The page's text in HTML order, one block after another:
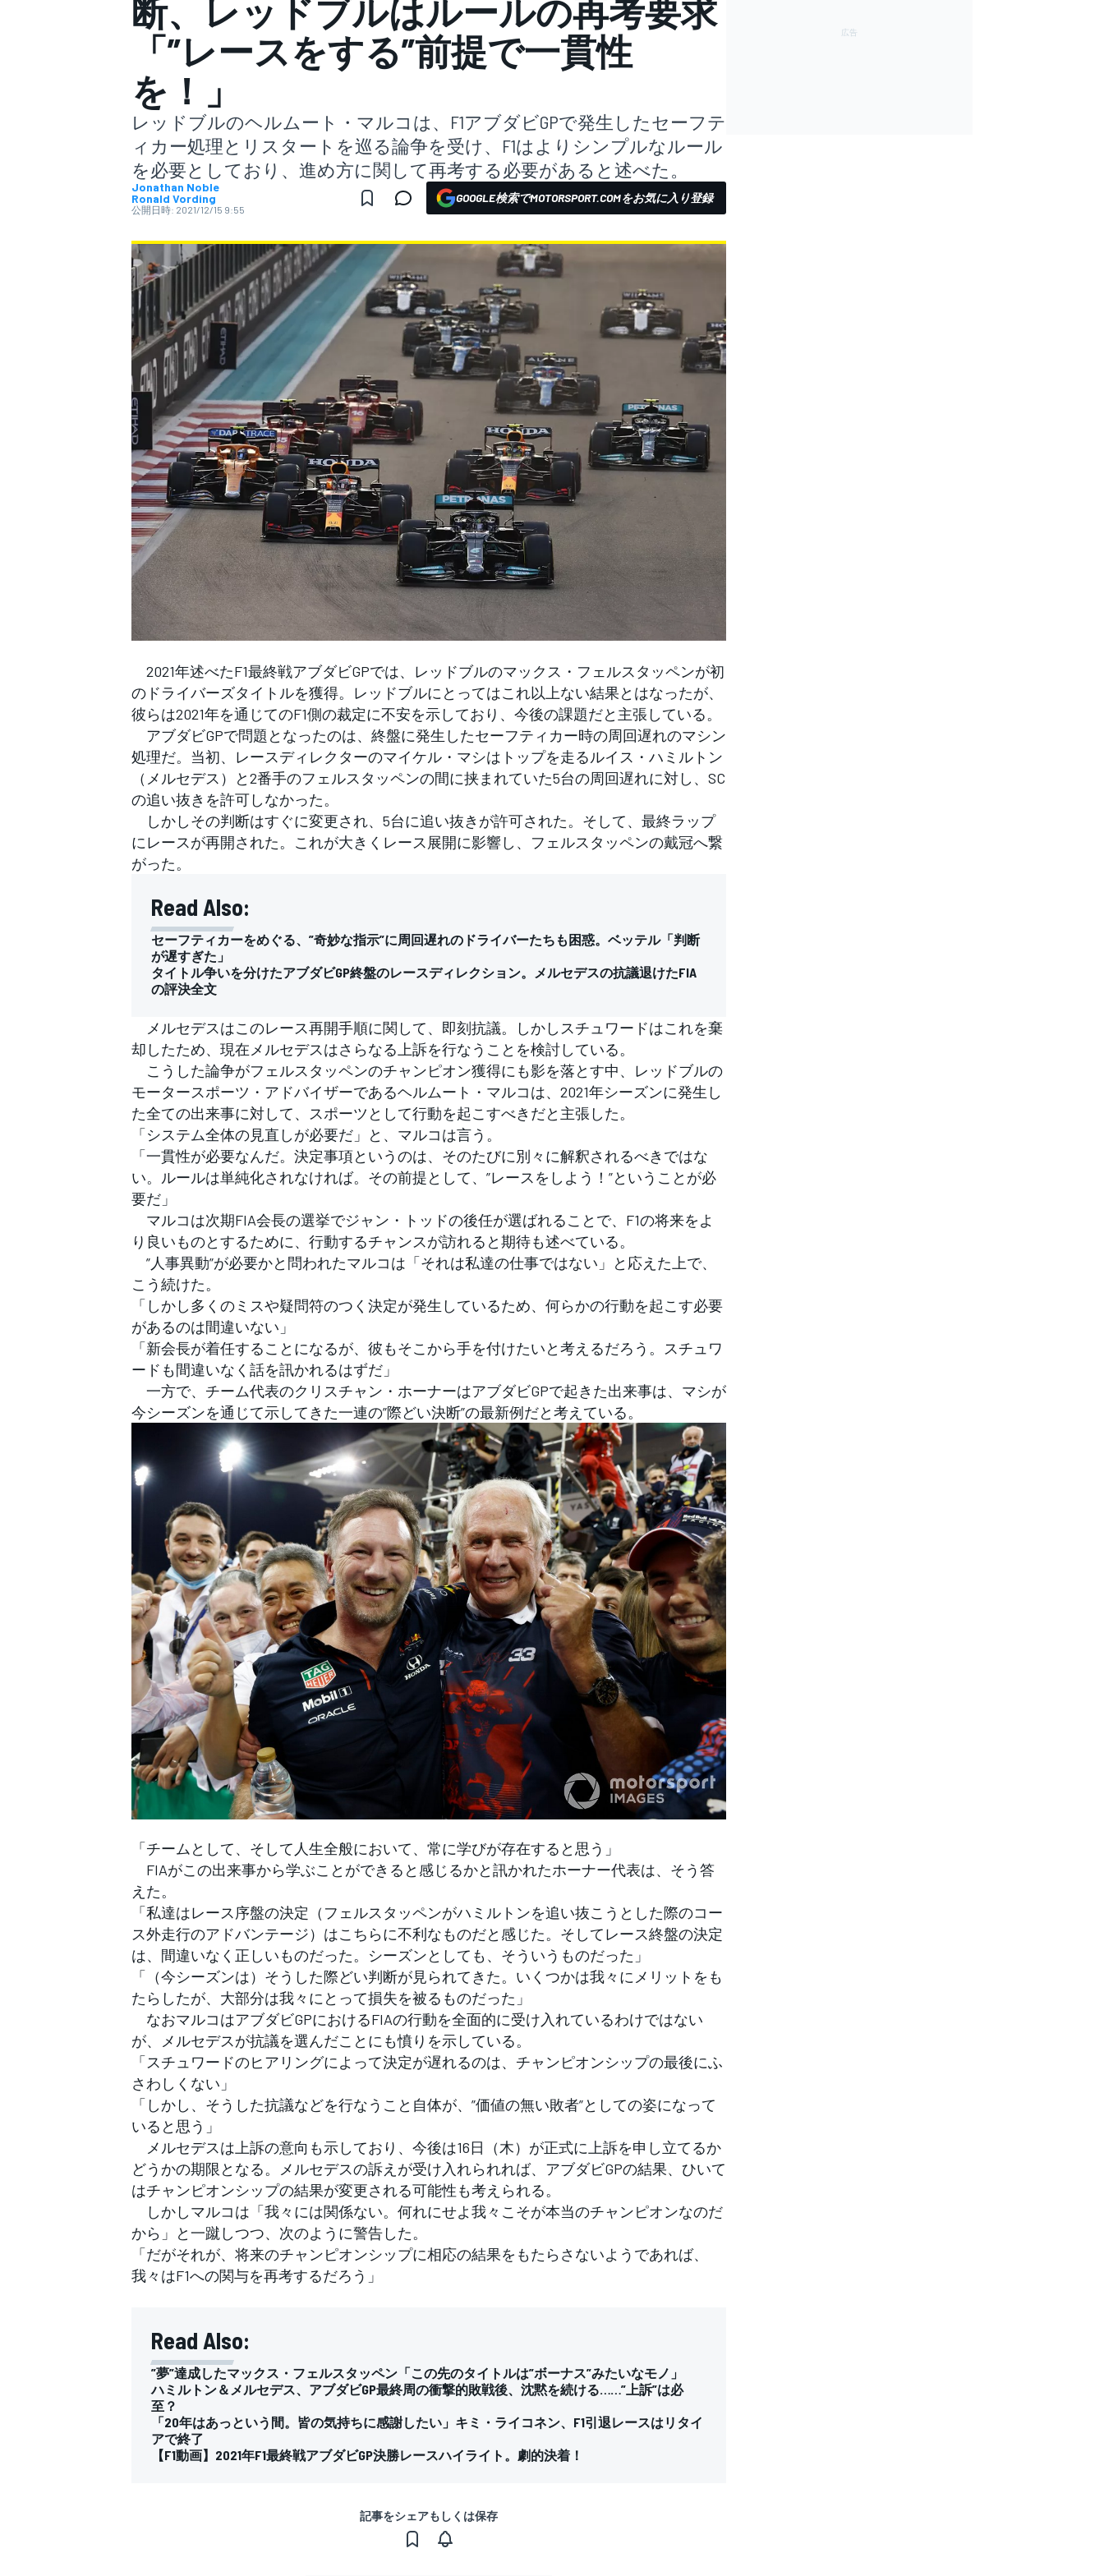
スーパーフォーミュラ
WEC
フォーミュラE
すべてのカテゴリー
断、レッドブルはルールの再考要求
「”レースをする”前提で一貫性
を！」
レッドブルのヘルムート・マルコは、F1アブダビGPで発生したセーフテ
ィカー処理とリスタートを巡る論争を受け、F1はよりシンプルなルール
を必要としており、進め方に関して再考する必要があると述べた。
Jonathan Noble
Ronald Vording
公開日時: 2021/12/15 9:55
GOOGLE検索でMOTORSPORT.COMをお気に入り登録
2021年述べたF1最終戦アブダビGPでは、レッドブルのマックス・フェルスタッペンが初
のドライバーズタイトルを獲得。レッドブルにとってはこれ以上ない結果とはなったが、
彼らは2021年を通じてのF1側の裁定に不安を示しており、今後の課題だと主張している。
アブダビGPで問題となったのは、終盤に発生したセーフティカー時の周回遅れのマシン
処理だ。当初、レースディレクターのマイケル・マシはトップを走るルイス・ハミルトン
（メルセデス）と2番手のフェルスタッペンの間に挟まれていた5台の周回遅れに対し、SC
の追い抜きを許可しなかった。
しかしその判断はすぐに変更され、5台に追い抜きが許可された。そして、最終ラップ
にレースが再開された。これが大きくレース展開に影響し、フェルスタッペンの戴冠へ繋
がった。
Read Also:
セーフティカーをめぐる、”奇妙な指示”に周回遅れのドライバーたちも困惑。ベッテル「判断
が遅すぎた」
タイトル争いを分けたアブダビGP終盤のレースディレクション。メルセデスの抗議退けたFIA
の評決全文
メルセデスはこのレース再開手順に関して、即刻抗議。しかしスチュワードはこれを棄
却したため、現在メルセデスはさらなる上訴を行なうことを検討している。
こうした論争がフェルスタッペンのチャンピオン獲得にも影を落とす中、レッドブルの
モータースポーツ・アドバイザーであるヘルムート・マルコは、2021年シーズンに発生し
た全ての出来事に対して、スポーツとして行動を起こすべきだと主張した。
「システム全体の見直しが必要だ」と、マルコは言う。
「一貫性が必要なんだ。決定事項というのは、そのたびに別々に解釈されるべきではな
い。ルールは単純化されなければ。その前提として、”レースをしよう！”ということが必
要だ」
マルコは次期FIA会長の選挙でジャン・トッドの後任が選ばれることで、F1の将来をよ
り良いものとするために、行動するチャンスが訪れると期待も述べている。
”人事異動”が必要かと問われたマルコは「それは私達の仕事ではない」と応えた上で、
こう続けた。
「しかし多くのミスや疑問符のつく決定が発生しているため、何らかの行動を起こす必要
があるのは間違いない」
「新会長が着任することになるが、彼もそこから手を付けたいと考えるだろう。スチュワ
ードも間違いなく話を訊かれるはずだ」
一方で、チーム代表のクリスチャン・ホーナーはアブダビGPで起きた出来事は、マシが
今シーズンを通じて示してきた一連の”際どい決断”の最新例だと考えている。
「チームとして、そして人生全般において、常に学びが存在すると思う」
FIAがこの出来事から学ぶことができると感じるかと訊かれたホーナー代表は、そう答
えた。
「私達はレース序盤の決定（フェルスタッペンがハミルトンを追い抜こうとした際のコー
ス外走行のアドバンテージ）はこちらに不利なものだと感じた。そしてレース終盤の決定
は、間違いなく正しいものだった。シーズンとしても、そういうものだった」
「（今シーズンは）そうした際どい判断が見られてきた。いくつかは我々にメリットをも
たらしたが、大部分は我々にとって損失を被るものだった」
なおマルコはアブダビGPにおけるFIAの行動を全面的に受け入れているわけではない
が、メルセデスが抗議を選んだことにも憤りを示している。
「スチュワードのヒアリングによって決定が遅れるのは、チャンピオンシップの最後にふ
さわしくない」
「しかし、そうした抗議などを行なうこと自体が、”価値の無い敗者”としての姿になって
いると思う」
メルセデスは上訴の意向も示しており、今後は16日（木）が正式に上訴を申し立てるか
どうかの期限となる。メルセデスの訴えが受け入れられれば、アブダビGPの結果、ひいて
はチャンピオンシップの結果が変更される可能性も考えられる。
しかしマルコは「我々には関係ない。何れにせよ我々こそが本当のチャンピオンなのだ
から」と一蹴しつつ、次のように警告した。
「だがそれが、将来のチャンピオンシップに相応の結果をもたらさないようであれば、
我々はF1への関与を再考するだろう」
Read Also:
”夢”達成したマックス・フェルスタッペン「この先のタイトルは”ボーナス”みたいなモノ」
ハミルトン＆メルセデス、アブダビGP最終周の衝撃的敗戦後、沈黙を続ける……”上訴”は必
至？
「20年はあっという間。皆の気持ちに感謝したい」キミ・ライコネン、F1引退レースはリタイ
アで終了
【F1動画】2021年F1最終戦アブダビGP決勝レースハイライト。劇的決着！
記事をシェアもしくは保存